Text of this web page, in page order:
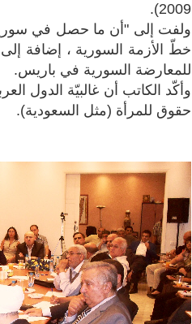
2009).
ولفت إلى "أن ما حصل في سوريا
خطّ الأزمة السورية ، إضافة
للمعارضة السورية في باريس.
وأكّد الكاتب أن غالبيّة الدول
حقوق للمرأة (مثل السعودية).